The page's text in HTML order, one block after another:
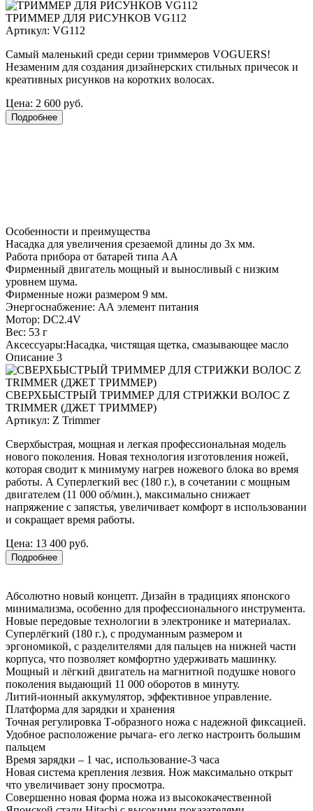
ТРИММЕР ДЛЯ РИСУНКОВ VG112
Артикул: VG112
Самый маленький среди серии триммеров VOGUERS!
Незаменим для создания дизайнерских стильных причесок и
креативных рисунков на коротких волосах.
Цена: 2 600 руб.
Подробнее
Особенности и преимущества
Насадка для увеличения срезаемой длины до 3х мм.
Работа прибора от батарей типа АА
Фирменный двигатель мощный и выносливый с низким
уровнем шума.
Фирменные ножи размером 9 мм.
Энергоснабжение: АА элемент питания
Мотор: DC2.4V
Вес: 53 г
Аксессуары:Насадка, чистящая щетка, смазывающее масло
Описание 3
СВЕРХБЫСТРЫЙ ТРИММЕР ДЛЯ СТРИЖКИ ВОЛОС Z
TRIMMER (ДЖЕТ ТРИММЕР)
Артикул: Z Trimmer
Сверхбыстрая, мощная и легкая профессиональная модель
нового поколения. Новая технология изготовления ножей,
которая сводит к минимуму нагрев ножевого блока во время
работы. А Суперлегкий вес (180 г.), в сочетании с мощным
двигателем (11 000 об/мин.), максимально снижает
напряжение с запястья, увеличивает комфорт в использовании
и сокращает время работы.
Цена: 13 400 руб.
Подробнее
Абсолютно новый концепт. Дизайн в традициях японского
минимализма, особенно для профессионального инструмента.
Новые передовые технологии в электронике и материалах.
Суперлёгкий (180 г.), с продуманным размером и
эргономикой, с разделителями для пальцев на нижней части
корпуса, что позволяет комфортно удерживать машинку.
Мощный и лёгкий двигатель на магнитной подушке нового
поколения выдающий 11 000 оборотов в минуту.
Литий-ионный аккумулятор, эффективное управление.
Платформа для зарядки и хранения
Точная регулировка Т-образного ножа с надежной фиксацией.
Удобное расположение рычага- его легко настроить большим
пальцем
Время зарядки – 1 час, использование-3 часа
Новая система крепления лезвия. Нож максимально открыт
что увеличивает зону просмотра.
Совершенно новая форма ножа из высококачественной